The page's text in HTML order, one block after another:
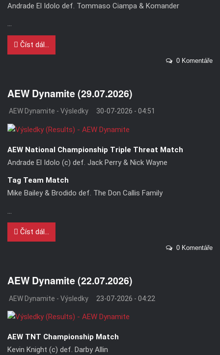
Andrade El Idolo def. Tommaso Ciampa & Komander
...
Číst dál...
0 Komentáře
AEW Dynamite (29.07.2026)
AEW Dynamite - Výsledky 30-07-2026 - 04:51
AEW National Championship Triple Threat Match
Andrade El Idolo (c) def. Jack Perry & Nick Wayne
Tag Team Match
Mike Bailey & Brodido def. The Don Callis Family
Číst dál...
0 Komentáře
AEW Dynamite (22.07.2026)
AEW Dynamite - Výsledky 23-07-2026 - 04:22
AEW TNT Championship Match
Kevin Knight (c) def. Darby Allin